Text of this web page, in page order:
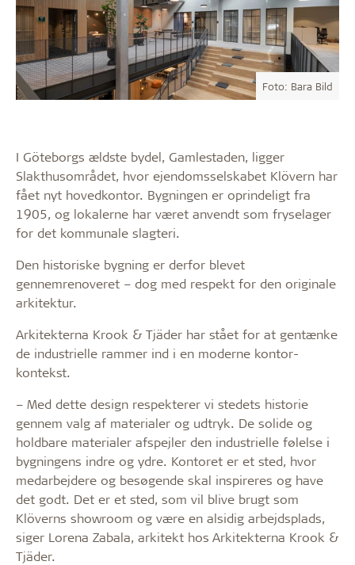
Foto: Bara Bild
I Göteborgs ældste bydel, Gamlestaden, ligger
Slakthusområdet, hvor ejendomsselskabet Klövern har
fået nyt hovedkontor. Bygningen er oprindeligt fra
1905, og lokalerne har været anvendt som fryselager
for det kommunale slagteri.
Den historiske bygning er derfor blevet
gennemrenoveret – dog med respekt for den originale
arkitektur.
Arkitekterna Krook & Tjäder har stået for at gentænke
de industrielle rammer ind i en moderne kontor-
kontekst.
– Med dette design respekterer vi stedets historie
gennem valg af materialer og udtryk. De solide og
holdbare materialer afspejler den industrielle følelse i
bygningens indre og ydre. Kontoret er et sted, hvor
medarbejdere og besøgende skal inspireres og have
det godt. Det er et sted, som vil blive brugt som
Klöverns showroom og være en alsidig arbejdsplads,
siger Lorena Zabala, arkitekt hos Arkitekterna Krook &
Tjäder.